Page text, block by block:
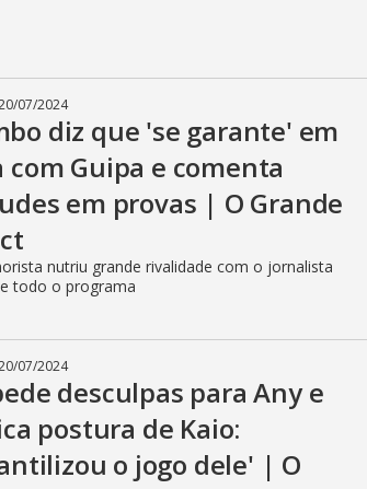
07/2024
diz que 'se garante' em
com Guipa e comenta
em provas | O Grande
nutriu grande rivalidade com o jornalista
todo o programa
07/2024
desculpas para Any e
postura de Kaio:
o jogo dele' | O